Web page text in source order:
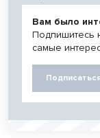
Вам было
Подпишитесь
самые